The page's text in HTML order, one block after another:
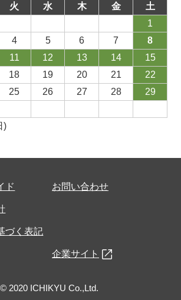
火 水 木 金
土
1
4 5 6 7
8
11 12 13 14
15
18 19 20 21
22
25 26 27 28
29
)
ド お問い合わせ
づく表記
企業サイト
© 2020 ICHIKYU Co.,Ltd.